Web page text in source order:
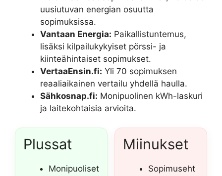
uusiutuvan energian osuutta
sopimuksissa.
Vantaan Energia: Paikallistuntemus,
lisäksi kilpailukykyiset pörssi- ja
kiinteähintaiset sopimukset.
VertaaEnsin.fi: Yli 70 sopimuksen
reaaliaikainen vertailu yhdellä haulla.
Sähkosnap.fi: Monipuolinen kWh-laskuri
ja laitekohtaisia arvioita.
Plussat
Monipuoliset
Miinukset
Sopimuseht